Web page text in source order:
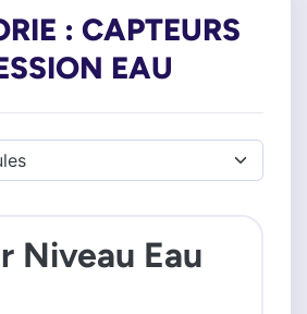
: CAPTEURS
EAU
Niveau Eau